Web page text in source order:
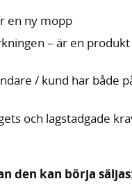
en ny mopp
– är en
/ kund har både
och lagstadgade
den kan börja